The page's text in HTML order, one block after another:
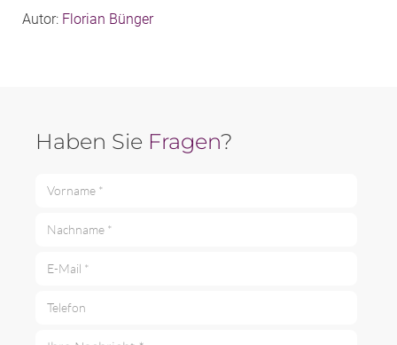
Autor: Florian Bünger
Haben Sie Fragen?